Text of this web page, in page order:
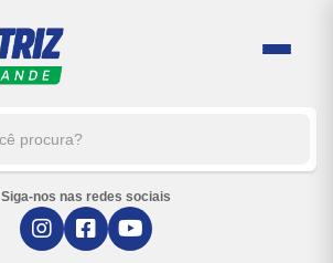
Siga-nos nas redes sociais